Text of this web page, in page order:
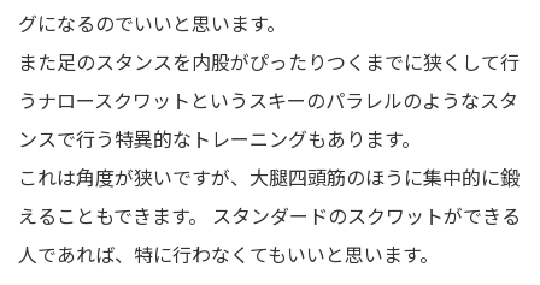
グになるのでいいと思います。
また足のスタンスを内股がぴったりつくまでに狭くして行
うナロースクワットというスキーのパラレルのようなスタ
ンスで行う特異的なトレーニングもあります。
これは角度が狭いですが、大腿四頭筋のほうに集中的に鍛
えることもできます。 スタンダードのスクワットができる
人であれば、特に行わなくてもいいと思います。